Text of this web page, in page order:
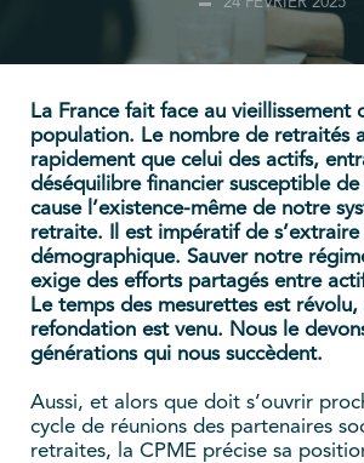
La France fait face au vieillissement
population. Le nombre de retraités
rapidement que celui des actifs,
déséquilibre financier susceptible
cause l’existence-même de notre
retraite. Il est impératif de
démographique. Sauver notre
exige des efforts partagés entre
Le temps des mesurettes est
refondation est venu. Nous le
générations qui nous succèdent.
Aussi, et alors que doit s’ouvrir
cycle de réunions des partenaires
retraites, la CPME précise sa